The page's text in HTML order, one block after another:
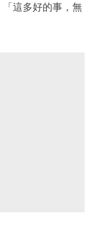
這多好的事，無